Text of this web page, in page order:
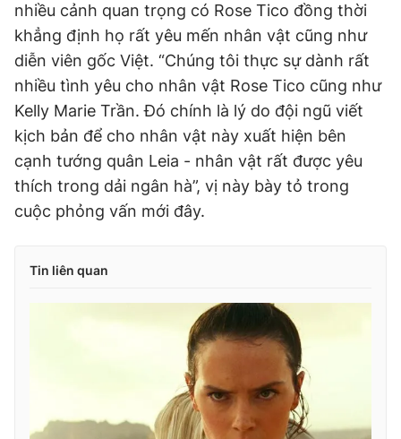
nhiều cảnh quan trọng có Rose Tico đồng thời
khẳng định họ rất yêu mến nhân vật cũng như
diễn viên gốc Việt. “Chúng tôi thực sự dành rất
nhiều tình yêu cho nhân vật Rose Tico cũng như
Kelly Marie Trần. Đó chính là lý do đội ngũ viết
kịch bản để cho nhân vật này xuất hiện bên
cạnh tướng quân Leia - nhân vật rất được yêu
thích trong dải ngân hà”, vị này bày tỏ trong
cuộc phỏng vấn mới đây.
Tin liên quan